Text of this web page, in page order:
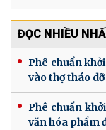
ĐỌC NHIỀU
Phê chuẩn
vào thợ tháo
Phê chuẩn
văn hóa phẩm